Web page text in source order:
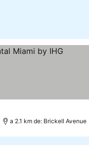
a 2.1 km de: Brickell Avenue